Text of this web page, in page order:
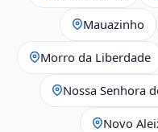
Mauazinho
Morro da Liberdade
Nossa Senhora
Novo